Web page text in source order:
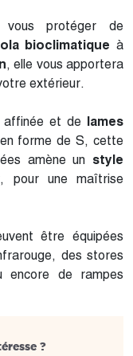
protéger de
bioclimatique à
, elle vous apportera
extérieur.
affinée et de lames
forme de S, cette
amène un style
pour une maîtrise
être équipées
des stores
encore de rampes
?